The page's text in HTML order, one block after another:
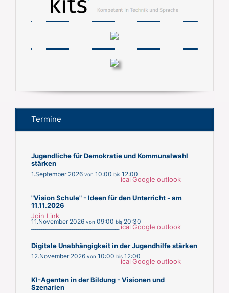
Termine
Jugendliche für Demokratie und Kommunalwahl
stärken
1.September 2026 von 10:00 bis 12:00
___________________________________________ ical Google outlook
"Vision Schule" - Ideen für den Unterricht - am
11.11.2026
Join Link
11.November 2026 von 09:00 bis 20:30
ical Google outlook
Digitale Unabhängigkeit in der Jugendhilfe stärken
12.November 2026 von 10:00 bis 12:00
icalGoogle outlook
KI-Agenten in der Bildung - Visionen und
Szenarien